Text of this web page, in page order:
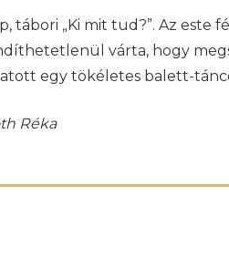
tábori „Ki mit tud?”. Az
várta, hogy
egy tökéletes balett-
Réka